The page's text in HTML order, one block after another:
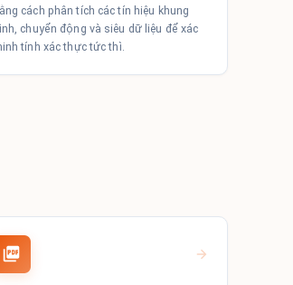
cách phân tích các tín hiệu khung
chuyển động và siêu dữ liệu để xác
tính xác thực tức thì.